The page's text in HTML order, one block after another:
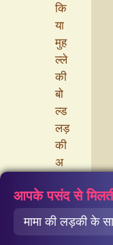
कि
या
मुह
ल्ले
की
बो
ल्ड
लड़
की
अ
हा
मा
मी
आपके पसंद से
मामा की लड़की के